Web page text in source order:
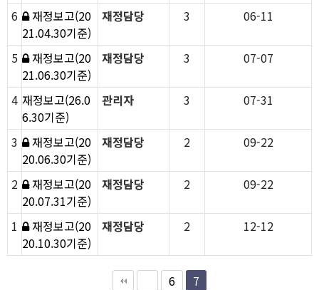
6
재정보고(20
21.04.30기준)
재정담당 3 06-11
5
재정보고(20
21.06.30기준)
재정담당 3 07-07
4 재정보고(26.0
6.30기준)
관리자 3 07-31
3
재정보고(20
20.06.30기준)
재정담당 2 09-22
2
재정보고(20
20.07.31기준)
재정담당 2 09-22
1
재정보고(20
20.10.30기준)
재정담당 2 12-12
6 7